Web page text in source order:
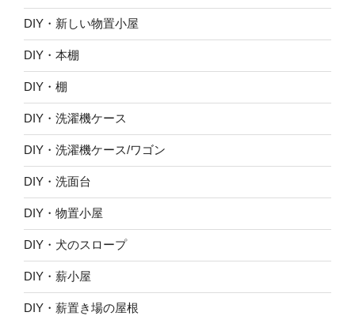
DIY・新しい物置小屋
DIY・本棚
DIY・棚
DIY・洗濯機ケース
DIY・洗濯機ケース/ワゴン
DIY・洗面台
DIY・物置小屋
DIY・犬のスロープ
DIY・薪小屋
DIY・薪置き場の屋根